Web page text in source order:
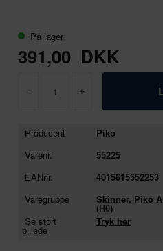
På lager
391,00 DKK
- +
Producent
Piko
Varenr.
55225
EANnr.
4015615552253
Varegruppe
Skinner, Piko A
(H0)
Se stort
billede
Tryk her